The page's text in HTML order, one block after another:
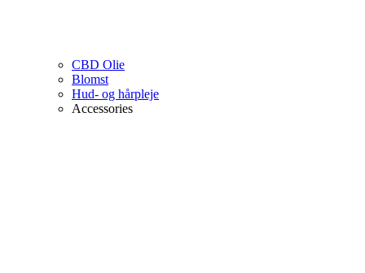
CBD Olie
Blomst
Hud- og hårpleje
Accessories